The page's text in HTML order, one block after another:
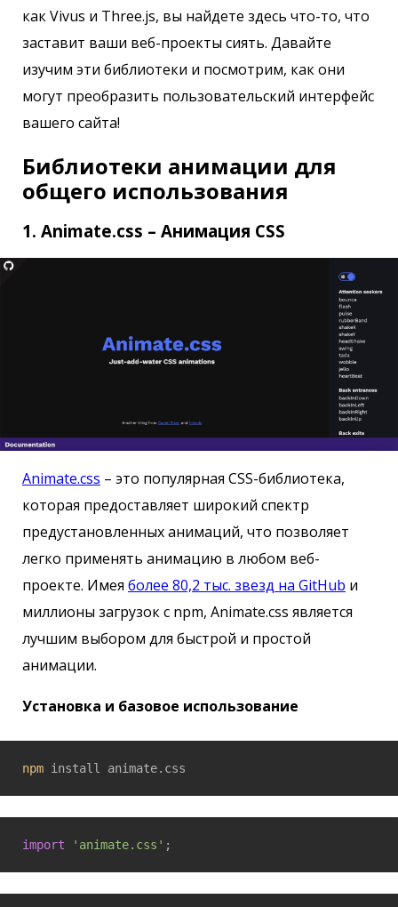
как Vivus и Three.js, вы найдете здесь что-то, что
заставит ваши веб-проекты сиять. Давайте
изучим эти библиотеки и посмотрим, как они
могут преобразить пользовательский интерфейс
вашего сайта!
Библиотеки анимации для
общего использования
1. Animate.css – Анимация CSS
Animate.css – это популярная CSS-библиотека,
которая предоставляет широкий спектр
предустановленных анимаций, что позволяет
легко применять анимацию в любом веб-
проекте. Имея более 80,2 тыс. звезд на GitHub и
миллионы загрузок с npm, Animate.css является
лучшим выбором для быстрой и простой
анимации.
Установка и базовое использование
npm install animate.css
import 'animate.css' ;